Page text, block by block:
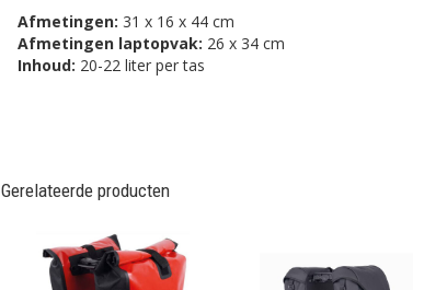
Afmetingen: 31 x 16 x 44 cm
Afmetingen laptopvak: 26 x 34 cm
Inhoud: 20-22 liter per tas
Gerelateerde producten